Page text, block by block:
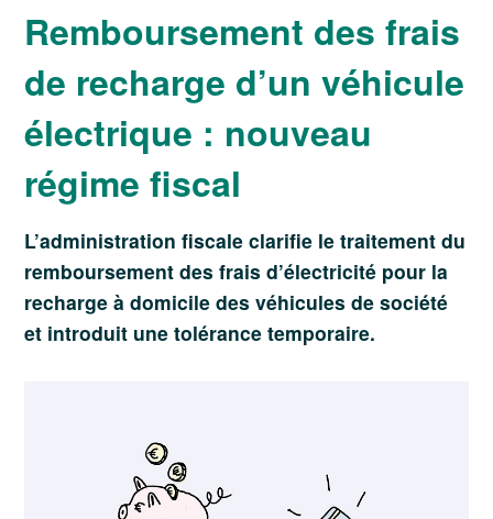
Remboursement des frais
de recharge d’un véhicule
électrique : nouveau
régime fiscal
L’administration fiscale clarifie le traitement du
remboursement des frais d’électricité pour la
recharge à domicile des véhicules de société
et introduit une tolérance temporaire.